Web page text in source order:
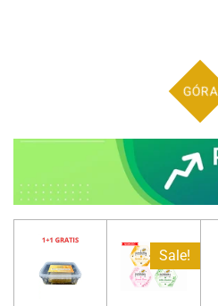
GÓRA
Sale!